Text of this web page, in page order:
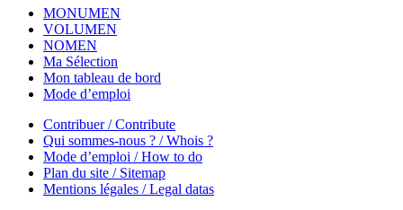
MONUMEN
VOLUMEN
NOMEN
Ma Sélection
Mon tableau de bord
Mode d’emploi
Contribuer / Contribute
Qui sommes-nous ? / Whois ?
Mode d’emploi / How to do
Plan du site / Sitemap
Mentions légales / Legal datas